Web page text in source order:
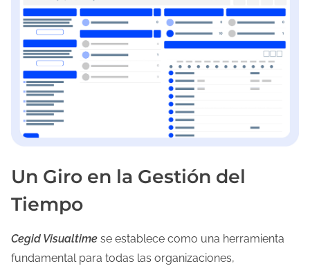
a
n
t
a
d
Un Giro en la Gestión del
Tiempo
Cegid Visualtime se establece como una herramienta
fundamental para todas las organizaciones,